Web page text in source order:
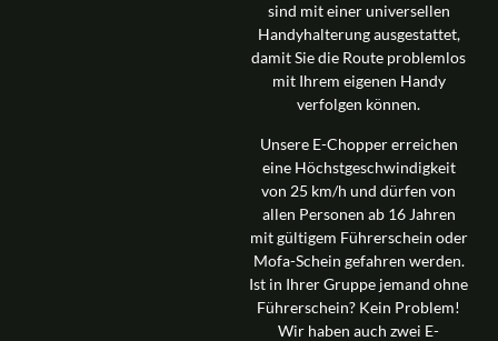
sind mit einer universellen
Handyhalterung ausgestattet,
damit Sie die Route problemlos
mit Ihrem eigenen Handy
verfolgen können.
Unsere E-Chopper erreichen
eine Höchstgeschwindigkeit
von 25 km/h und dürfen von
allen Personen ab 16 Jahren
mit gültigem Führerschein oder
Mofa-Schein gefahren werden.
Ist in Ihrer Gruppe jemand ohne
Führerschein? Kein Problem!
Wir haben auch zwei E-